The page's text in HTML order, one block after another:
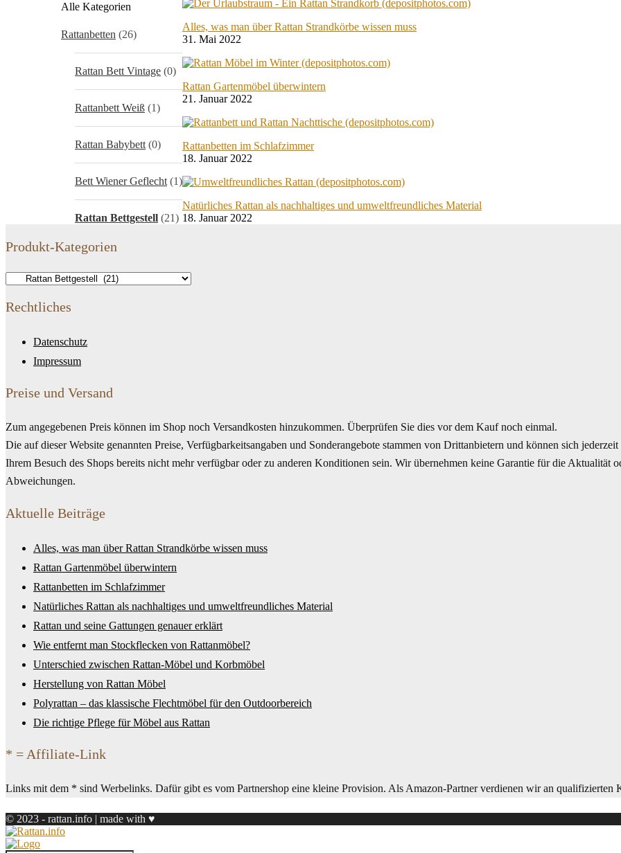
Alle Kategorien
Rattanbetten (26)
Rattan Bett Vintage (0)
Rattanbett Weiß (1)
Rattan Babybett (0)
Bett Wiener Geflecht (1)
Rattan Bettgestell (21)
Alles, was man über Rattan Strandkörbe wissen muss
31. Mai 2022
Rattan Gartenmöbel überwintern
21. Januar 2022
Rattanbetten im Schlafzimmer
18. Januar 2022
Natürliches Rattan als nachhaltiges und umweltfreundliches Material
18. Januar 2022
Produkt-Kategorien
Rechtliches
Datenschutz
Impressum
Preise und Versand
Zum angegebenen Preis können im Shop noch Versandkosten hinzukommen. Überprüfen Sie dies vor dem Kauf noch einmal.
Die auf dieser Website genannten Preise, Verfügbarkeitsangaben und Sonderangebote stammen von Drittanbietern und können sich
Ihrem Besuch des Shops bereits nicht mehr verfügbar oder zu anderen Konditionen sein. Wir übernehmen keine Garantie für die
Abweichungen.
Aktuelle Beiträge
Alles, was man über Rattan Strandkörbe wissen muss
Rattan Gartenmöbel überwintern
Rattanbetten im Schlafzimmer
Natürliches Rattan als nachhaltiges und umweltfreundliches Material
Rattan und seine Gattungen genauer erklärt
Wie entfernt man Stockflecken von Rattanmöbel?
Unterschied zwischen Rattan-Möbel und Korbmöbel
Herstellung von Rattan Möbel
Polyrattan – das klassische Flechtmöbel für den Outdoorbereich
Die richtige Pflege für Möbel aus Rattan
* = Affiliate-Link
Links mit dem * sind Werbelinks. Dafür gibt es vom Partnershop eine kleine Provision. Als Amazon-Partner verdienen wir an qualifizierten
© 2023 - rattan.info | made with ♥